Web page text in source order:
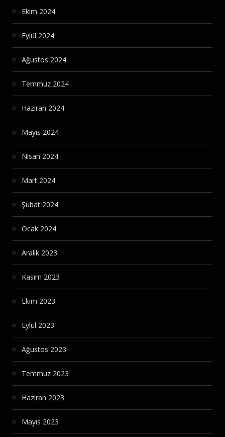
Ekim 2024
Eylül 2024
Ağustos 2024
Temmuz 2024
Haziran 2024
Mayıs 2024
Nisan 2024
Mart 2024
Şubat 2024
Ocak 2024
Aralık 2023
Kasım 2023
Ekim 2023
Eylül 2023
Ağustos 2023
Temmuz 2023
Haziran 2023
Mayıs 2023